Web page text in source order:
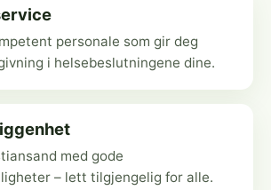
personale som gir deg
i helsebeslutningene dine.
med gode
– lett tilgjengelig for alle.